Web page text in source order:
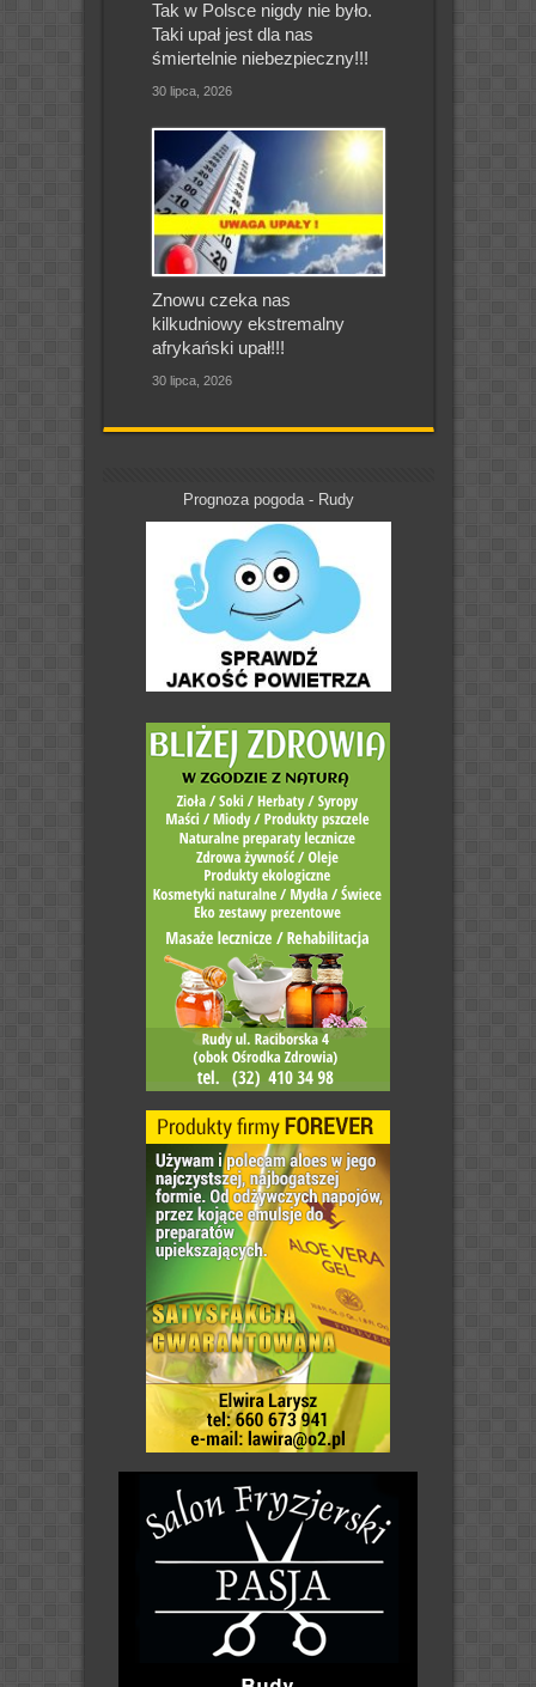
Tak w Polsce nigdy nie było.
Taki upał jest dla nas
śmiertelnie niebezpieczny!!!
30 lipca, 2026
Znowu czeka nas
kilkudniowy ekstremalny
afrykański upał!!!
30 lipca, 2026
Prognoza pogoda - Rudy